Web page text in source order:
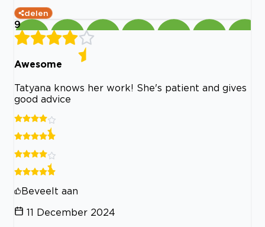
delen
9
Awesome
Tatyana knows her work! She's patient and gives
good advice
Beveelt aan
11 December 2024